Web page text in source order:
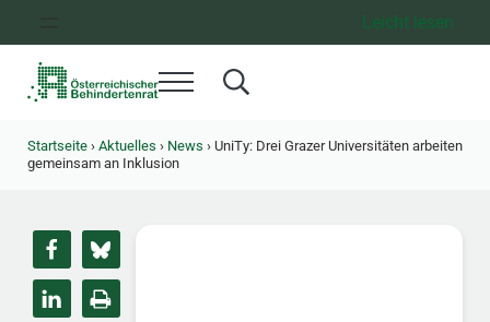
Leicht lesen
Menü Search...
Startseite › Aktuelles › News ›UniTy: Drei Grazer Universitäten arbeiten
gemeinsam an Inklusion